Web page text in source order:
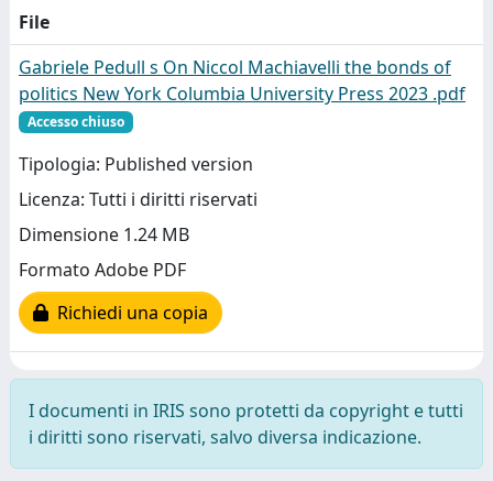
File
Gabriele Pedull s On Niccol Machiavelli the bonds of
politics New York Columbia University Press 2023 .pdf
Accesso chiuso
Tipologia: Published version
Licenza: Tutti i diritti riservati
Dimensione 1.24 MB
Formato Adobe PDF
Richiedi una copia
I documenti in IRIS sono protetti da copyright e tutti
i diritti sono riservati, salvo diversa indicazione.